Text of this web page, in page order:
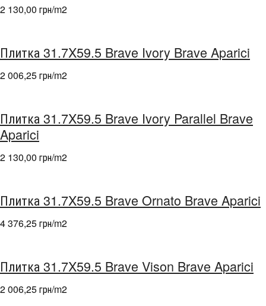
2 130,00 грн/m2
Плитка 31.7X59.5 Brave Ivory Brave Aparici
2 006,25 грн/m2
Плитка 31.7X59.5 Brave Ivory Parallel Brave
Aparici
2 130,00 грн/m2
Плитка 31.7X59.5 Brave Ornato Brave Aparici
4 376,25 грн/m2
Плитка 31.7X59.5 Brave Vison Brave Aparici
2 006,25 грн/m2